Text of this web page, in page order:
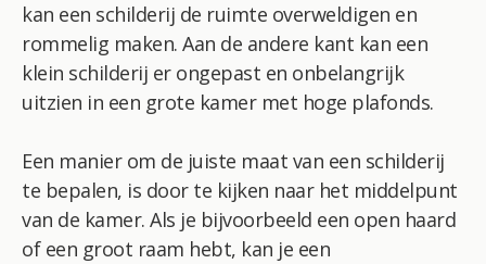
kan een schilderij de ruimte overweldigen en
rommelig maken. Aan de andere kant kan een
klein schilderij er ongepast en onbelangrijk
uitzien in een grote kamer met hoge plafonds.
Een manier om de juiste maat van een schilderij
te bepalen, is door te kijken naar het middelpunt
van de kamer. Als je bijvoorbeeld een open haard
of een groot raam hebt, kan je een